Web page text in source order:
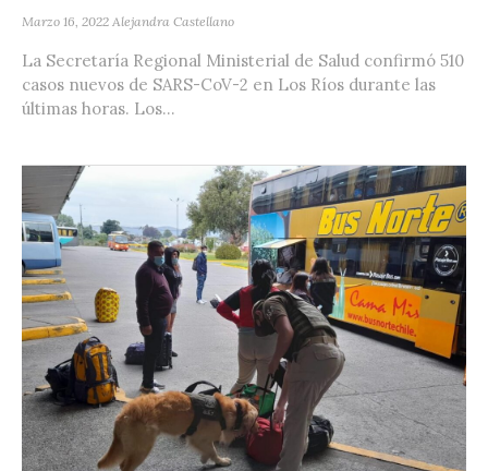
Marzo 16, 2022 Alejandra Castellano
La Secretaría Regional Ministerial de Salud confirmó 510
casos nuevos de SARS-CoV-2 en Los Ríos durante las
últimas horas. Los...